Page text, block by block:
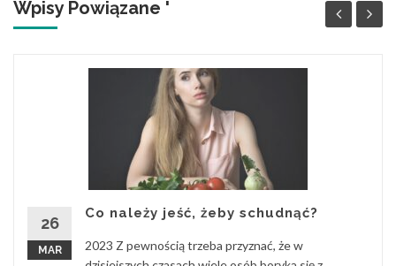
Wpisy Powiązane '
26
MAR
Co należy jeść, żeby schudnąć?
2023 Z pewnością trzeba przyznać, że w